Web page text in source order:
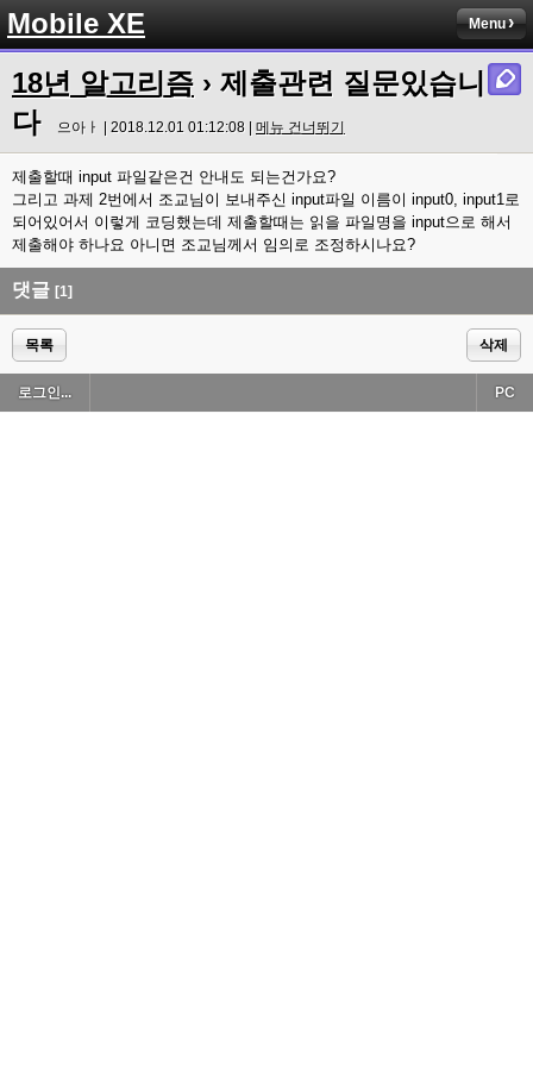
Mobile XE Menu
18년 알고리즘 › 제출관련 질문있습니
다
으아ㅏ | 2018.12.01 01:12:08 | 메뉴 건너뛰기
제출할때 input 파일같은건 안내도 되는건가요?
그리고 과제 2번에서 조교님이 보내주신 input파일 이름이 input0, input1로
되어있어서 이렇게 코딩했는데 제출할때는 읽을 파일명을 input으로 해서
제출해야 하나요 아니면 조교님께서 임의로 조정하시나요?
댓글 [1]
목록 삭제
로그인... PC